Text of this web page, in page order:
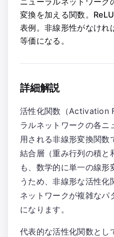
変換を加える関数。
表例。非線形性がなけれ
等価になる。
詳細解説
活性化関数（Activation
ラルネットワークの各ニ
用される非線形変換関数
結合層（重み行列の積と
も、数学的に単一の線形
うため、非線形な活性化
ネットワークが複雑なパ
になります。
代表的な活性化関数と